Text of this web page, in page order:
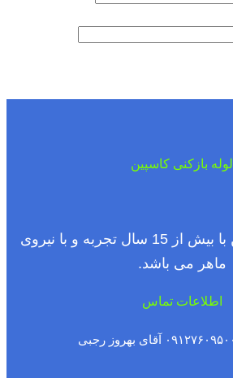
لوله بازکنی کاسپین
لوله بازکنی کاسپین با بیش از 15 سال تجربه و با نیروی
ماهر می باشد.
اطلاعات تماس